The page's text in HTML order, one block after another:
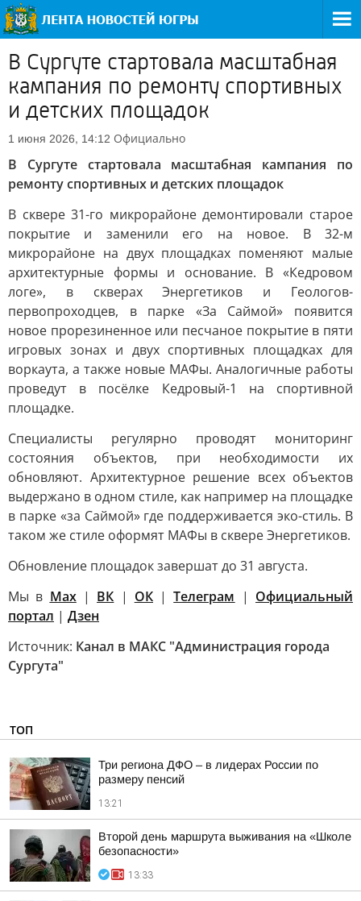
В Сургуте стартовала масштабная
кампания по ремонту спортивных
и детских площадок
1 июня 2026, 14:12 Официально
В Сургуте стартовала масштабная кампания по
ремонту спортивных и детских площадок
В сквере 31-го микрорайоне демонтировали старое
покрытие и заменили его на новое. В 32-м
микрорайоне на двух площадках поменяют малые
архитектурные формы и основание. В «Кедровом
логе», в скверах Энергетиков и Геологов-
первопроходцев, в парке «За Саймой» появится
новое прорезиненное или песчаное покрытие в пяти
игровых зонах и двух спортивных площадках для
воркаута, а также новые МАФы. Аналогичные работы
проведут в посёлке Кедровый-1 на спортивной
площадке.
Специалисты регулярно проводят мониторинг
состояния объектов, при необходимости их
обновляют. Архитектурное решение всех объектов
выдержано в одном стиле, как например на площадке
в парке «за Саймой» где поддерживается эко-стиль. В
таком же стиле оформят МАФы в сквере Энергетиков.
Обновление площадок завершат до 31 августа.
Мы в Max| ВК | ОК|Телеграм | Официальный
портал | Дзен
Источник: Канал в МАКС "Администрация города
Сургута"
ТОП
Три региона ДФО – в лидерах России по
размеру пенсий
13:21
Второй день маршрута выживания на «Школе
безопасности»
13:33